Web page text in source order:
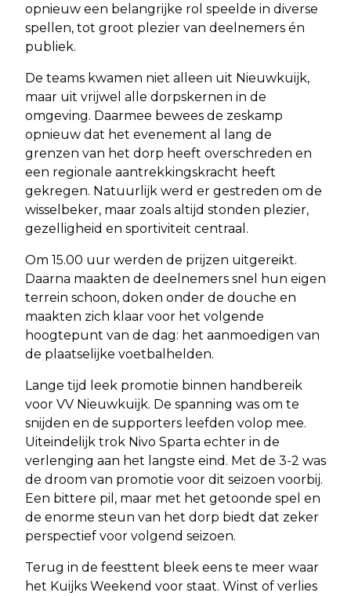
opnieuw een belangrijke rol speelde in diverse
spellen, tot groot plezier van deelnemers én
publiek.
De teams kwamen niet alleen uit Nieuwkuijk,
maar uit vrijwel alle dorpskernen in de
omgeving. Daarmee bewees de zeskamp
opnieuw dat het evenement al lang de
grenzen van het dorp heeft overschreden en
een regionale aantrekkingskracht heeft
gekregen. Natuurlijk werd er gestreden om de
wisselbeker, maar zoals altijd stonden plezier,
gezelligheid en sportiviteit centraal.
Om 15.00 uur werden de prijzen uitgereikt.
Daarna maakten de deelnemers snel hun eigen
terrein schoon, doken onder de douche en
maakten zich klaar voor het volgende
hoogtepunt van de dag: het aanmoedigen van
de plaatselijke voetbalhelden.
Lange tijd leek promotie binnen handbereik
voor VV Nieuwkuijk. De spanning was om te
snijden en de supporters leefden volop mee.
Uiteindelijk trok Nivo Sparta echter in de
verlenging aan het langste eind. Met de 3-2 was
de droom van promotie voor dit seizoen voorbij.
Een bittere pil, maar met het getoonde spel en
de enorme steun van het dorp biedt dat zeker
perspectief voor volgend seizoen.
Terug in de feesttent bleek eens te meer waar
het Kuijks Weekend voor staat. Winst of verlies